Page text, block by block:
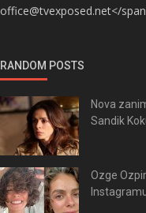
office@tvexposed.net</
RANDOM POSTS
Nova
Sandik
Ozge